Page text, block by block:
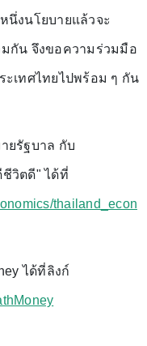
นึ่งนโยบายแล้วจะ
กัน จึงขอความร่วมมือ
เทศไทยไปพร้อม ๆ กัน
ยรัฐบาล กับ
ชีวิตดี" ได้ที่
thailand_econ
ได้ที่ลิงก์